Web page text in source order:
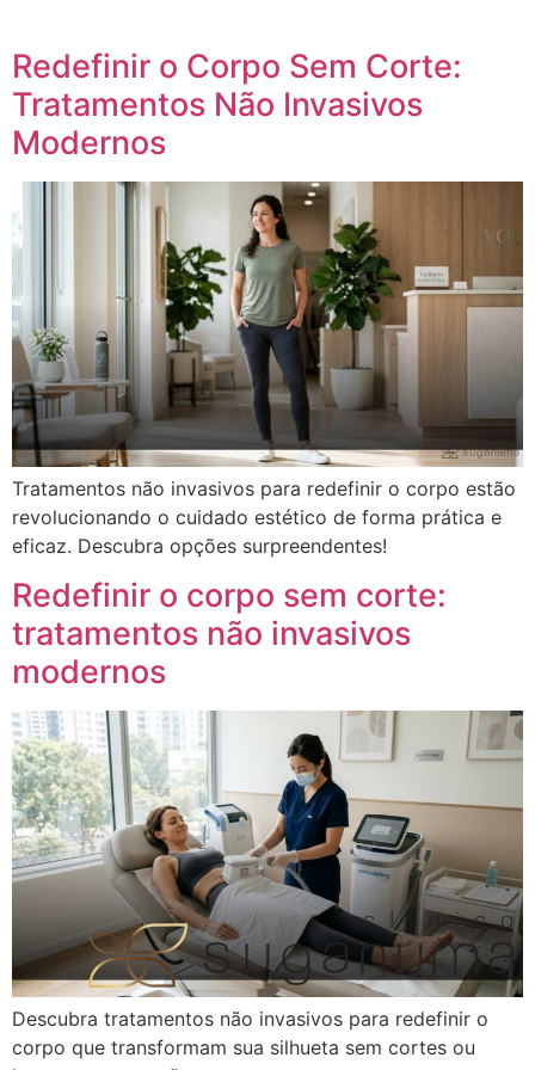
Redefinir o Corpo Sem Corte:
Tratamentos Não Invasivos
Modernos
Tratamentos não invasivos para redefinir o corpo estão
revolucionando o cuidado estético de forma prática e
eficaz. Descubra opções surpreendentes!
Redefinir o corpo sem corte:
tratamentos não invasivos
modernos
Descubra tratamentos não invasivos para redefinir o
corpo que transformam sua silhueta sem cortes ou